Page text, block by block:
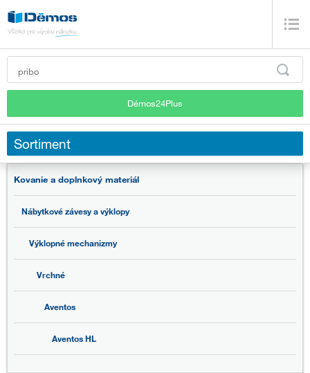
Démos24Plus
Sortiment
Kovanie a doplnkový materiál
Nábytkové závesy a výklopy
Výklopné mechanizmy
Vrchné
Aventos
Aventos HL